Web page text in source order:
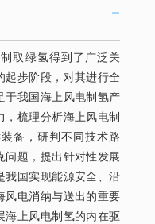
取绿氢得到了广泛关
起步阶段，对其进行全
于我国海上风电制氢产
，梳理分析海上风电制
备，研判不同技术路
问题，提出针对性发展
我国实现能源安全、沿
风电消纳与送出的重要
海上风电制氢的内在驱